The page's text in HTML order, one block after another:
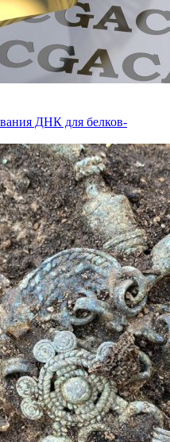
ДНК для белков-